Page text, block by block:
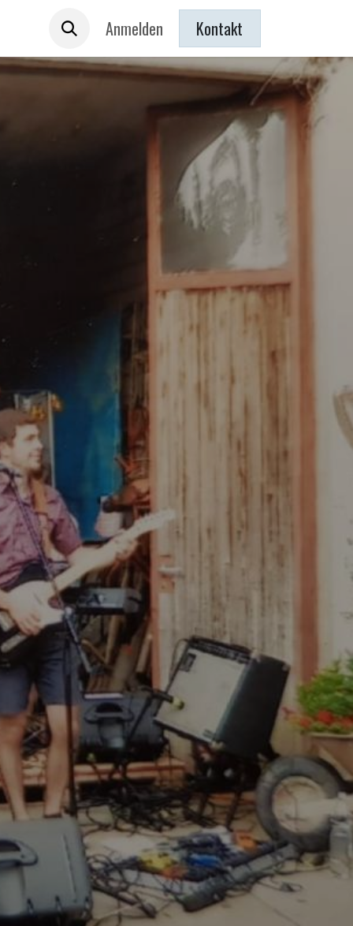
Anmelden Kontakt